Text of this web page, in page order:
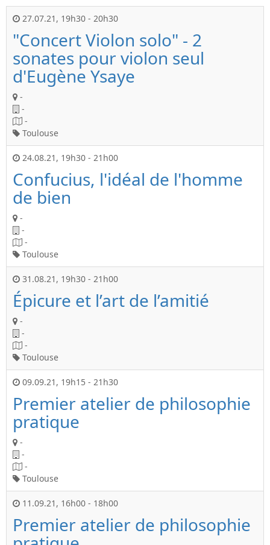
27.07.21 , 19h30 - 20h30
"Concert Violon solo" - 2
sonates pour violon seul
d'Eugène Ysaye
-
-
-
Toulouse
24.08.21 , 19h30 - 21h00
Confucius, l'idéal de l'homme
de bien
-
-
-
Toulouse
31.08.21 , 19h30 - 21h00
Épicure et l’art de l’amitié
-
-
-
Toulouse
09.09.21 , 19h15 - 21h30
Premier atelier de philosophie
pratique
-
-
-
Toulouse
11.09.21 , 16h00 - 18h00
Premier atelier de philosophie